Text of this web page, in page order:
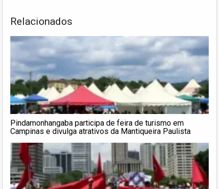
Relacionados
Pindamonhangaba participa de feira de turismo em
Campinas e divulga atrativos da Mantiqueira Paulista